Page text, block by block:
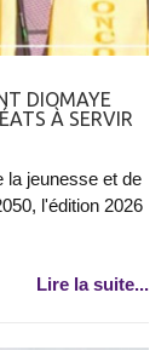
DIOMAYE
À SERVIR
la jeunesse et de
l'édition 2026
Lire la suite...